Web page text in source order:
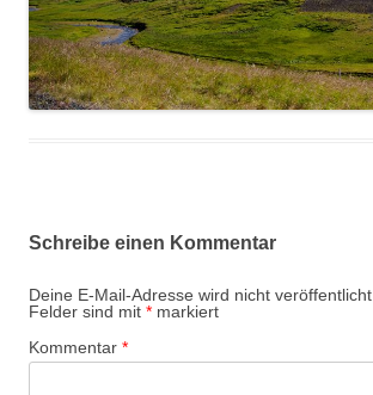
Schreibe einen Kommentar
Deine E-Mail-Adresse wird nicht veröffentlicht.
Felder sind mit * markiert
Kommentar *